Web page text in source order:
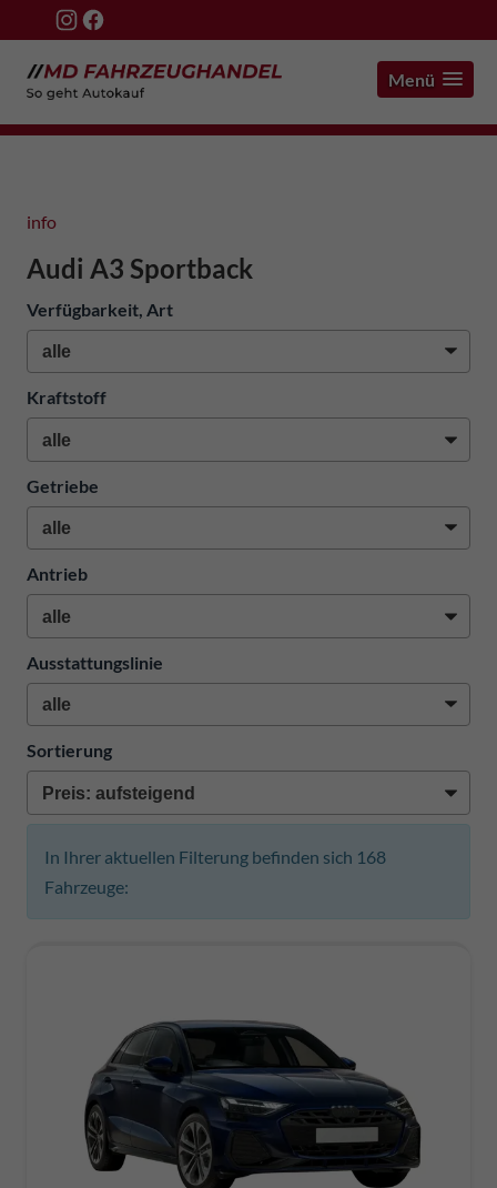
Menü
info
Audi A3 Sportback
Verfügbarkeit, Art
Kraftstoff
Getriebe
Antrieb
Ausstattungslinie
Sortierung
In Ihrer aktuellen Filterung befinden sich 168
Fahrzeuge: